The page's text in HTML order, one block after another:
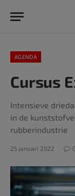
AGENDA
Cursus
Intensieve
in de
rubberindustrie
25 januari 2022